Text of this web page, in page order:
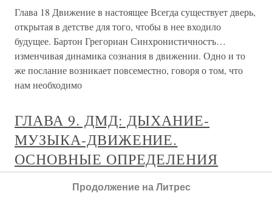
Глава 18 Движение в настоящее Всегда существует дверь,
открытая в детстве для того, чтобы в нее входило
будущее. Бартон Грегориан Синхронистичностъ…
изменчивая динамика сознания в движении. Одно и то
же послание возникает повсеместно, говоря о том, что
нам необходимо
ГЛАВА 9. ДМД: ДЫХАНИЕ-
МУЗЫКА-ДВИЖЕНИЕ.
ОСНОВНЫЕ ОПРЕДЕЛЕНИЯ
ГЛАВА 9. ДМД: ДЫХАНИЕ-МУЗЫКА-ДВИЖЕНИЕ.
ОСНОВНЫЕ ОПРЕДЕЛЕНИЯ В последние три года в
Продолжение на Литрес